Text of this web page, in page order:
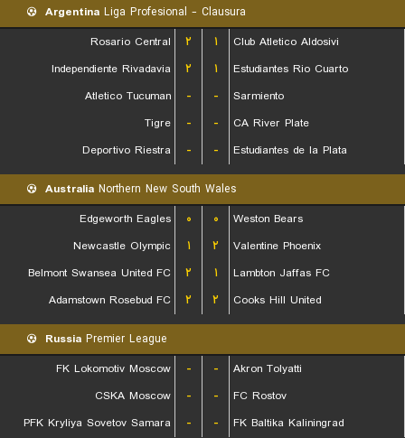
Argentina Liga Profesional - Clausura
Rosario Central
۲ ۱
Club Atletico Aldosivi
Independiente Rivadavia
۲ ۱
Estudiantes Rio Cuarto
Atletico Tucuman
- -
Sarmiento
Tigre
- -
CA River Plate
Deportivo Riestra
- - Estudiantes de la Plata
Australia Northern New South Wales
Edgeworth Eagles
۰ ۰
Weston Bears
Newcastle Olympic
۱ ۲
Valentine Phoenix
Belmont Swansea United FC
۲ ۱
Lambton Jaffas FC
Adamstown Rosebud FC
۲ ۲ Cooks Hill United
Russia Premier League
FK Lokomotiv Moscow
- -
Akron Tolyatti
CSKA Moscow
- -
FC Rostov
PFK Kryliya Sovetov Samara
- - FK Baltika Kaliningrad